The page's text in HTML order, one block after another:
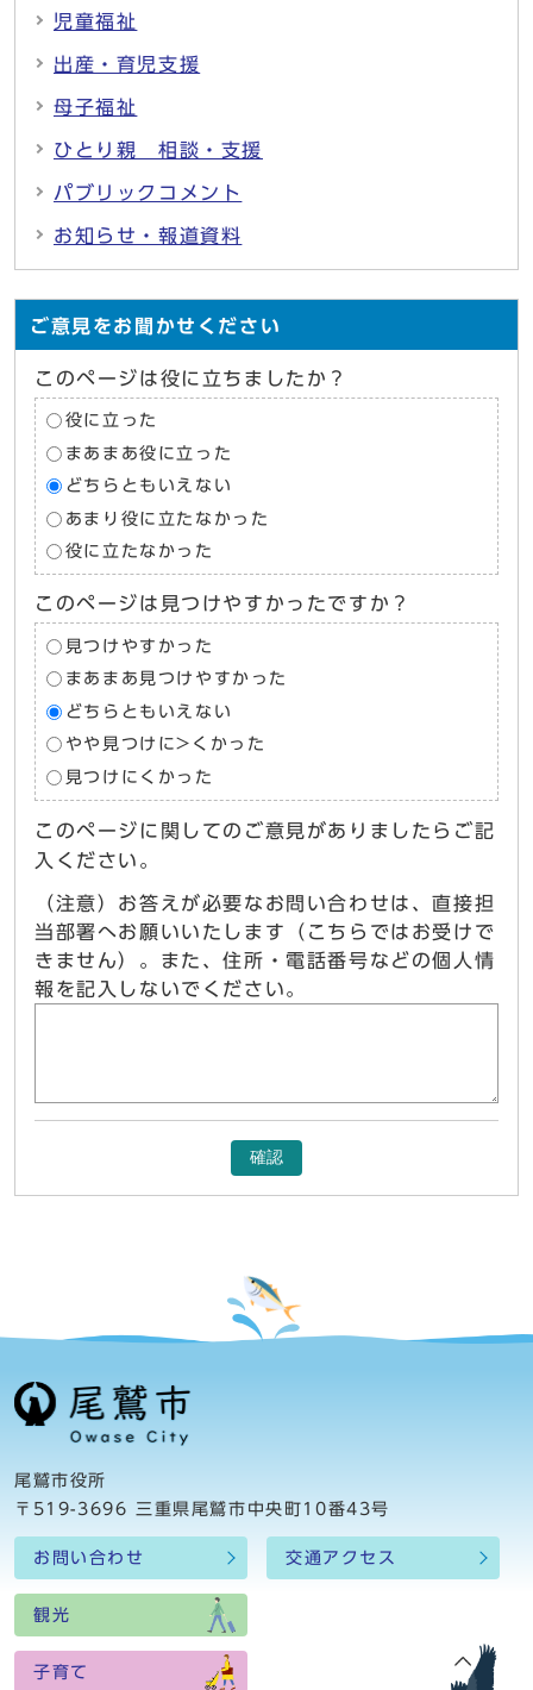
児童福祉
出産・育児支援
母子福祉
ひとり親 相談・支援
パブリックコメント
お知らせ・報道資料
ご意見をお聞かせください
このページは役に立ちましたか？
役に立った
まあまあ役に立った
どちらともいえない
あまり役に立たなかった
役に立たなかった
このページは見つけやすかったですか？
見つけやすかった
まあまあ見つけやすかった
どちらともいえない
やや見つけに>くかった
見つけにくかった
このページに関してのご意見がありましたらご記
入ください。
（注意）お答えが必要なお問い合わせは、直接担
当部署へお願いいたします（こちらではお受けで
きません）。また、住所・電話番号などの個人情
報を記入しないでください。
確認
尾鷲市役所
〒519-3696 三重県尾鷲市中央町10番43号
お問い合わせ 交通アクセス
観光
子育て